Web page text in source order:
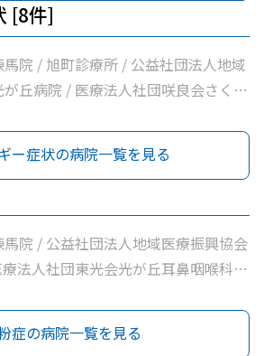
医療法人社団健寿の樹きくかわクリ
老年内科 / 医療法人社団ナイズキャ
が丘 / 医療法人社団金谷クリニック /
野小児科内科クリニック / 練馬光が
脳神経外科・内科クリニック / 医療
クリニック / 医療法人社団ＭＡＥ小林
法人社団裕仁会鈴木耳鼻咽喉科 / 医
医院 / 医療法人社団優腎会優人光が
南佐藤医院 / ささき内科クリニック
加藤医院 / 髙鳥医院 / 医療法人社団
[8件]
馬院 / 旭町診療所 / 公益社団法人地域
丘病院 / 医療法人社団咲良会さくま
た皮ふ科クリニック / 医療法人社団
ック
ー症状の病院一覧を見る
馬院 / 公益社団法人地域医療振興協会
法人社団東光会光が丘耳鼻咽喉科医
ぎた皮ふ科クリニック / 医療法人社
ニック
症の病院一覧を見る